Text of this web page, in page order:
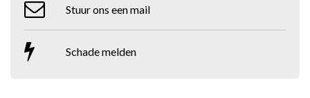
Stuur ons een mail
Schade melden